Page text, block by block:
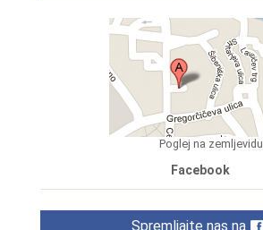
Poglej na zemljevidu
Facebook
Spremljajte nas na